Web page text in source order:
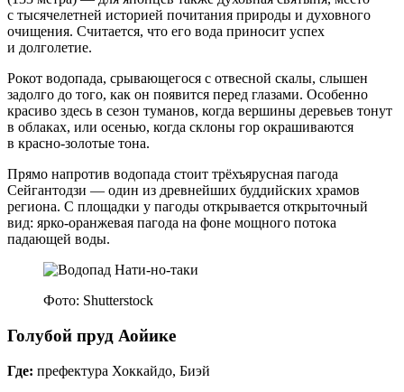
с тысячелетней историей почитания природы и духовного
очищения. Считается, что его вода приносит успех
и долголетие.
Рокот водопада, срывающегося с отвесной скалы, слышен
задолго до того, как он появится перед глазами. Особенно
красиво здесь в сезон туманов, когда вершины деревьев тонут
в облаках, или осенью, когда склоны гор окрашиваются
в красно‑золотые тона.
Прямо напротив водопада стоит трёхъярусная пагода
Сейгантодзи — один из древнейших буддийских храмов
региона. С площадки у пагоды открывается открыточный
вид: ярко‑оранжевая пагода на фоне мощного потока
падающей воды.
Фото: Shutterstock
Голубой пруд Аойике
Где: префектура Хоккайдо, Биэй